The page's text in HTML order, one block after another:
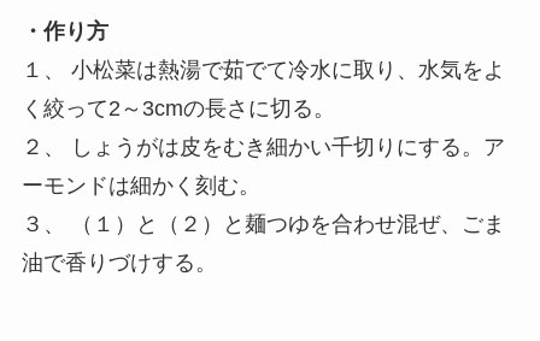
・作り方
１、 小松菜は熱湯で茹でて冷水に取り、水気をよ
く絞って2～3cmの長さに切る。
２、 しょうがは皮をむき細かい千切りにする。ア
ーモンドは細かく刻む。
３、 （１）と（２）と麺つゆを合わせ混ぜ、ごま
油で香りづけする。